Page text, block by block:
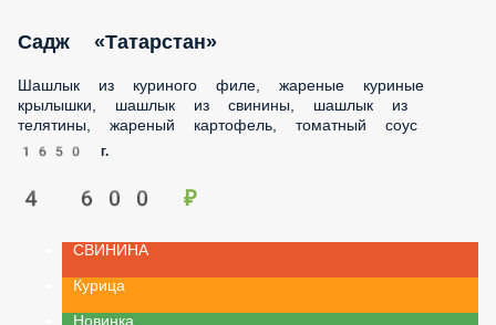
Садж «Татарстан»
Шашлык из куриного филе, жареные куриные крылышки,
шашлык из свинины, шашлык из телятины, жареный
картофель, томатный соус
1650 г.
4 600 ₽
СВИНИНА
Курица
Новинка